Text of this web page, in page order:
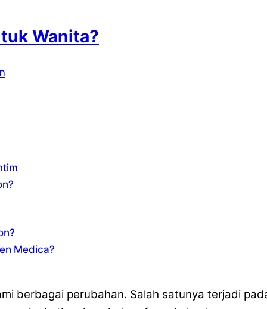
Wanita?
Medica?
berbagai perubahan. Salah satunya terjadi